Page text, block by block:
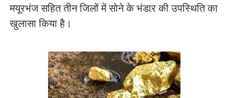
मयूरभंज सहित तीन जिलों में सोने के भंडार की उपस्थिति का
खुलासा किया है।